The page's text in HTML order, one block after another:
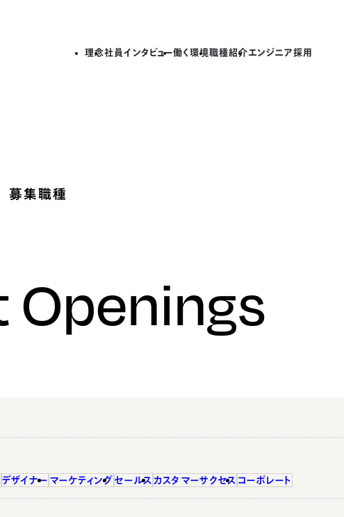
理念社員インタビュー働く環境職種紹介エンジニア採用
募集職種
Openings
デザイナー マーケティング セールス カスタマーサクセス コーポレート